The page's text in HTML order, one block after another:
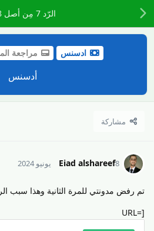
ادسنس مراجعة
أدسنس
مشاركة
الرّد7 مِن أصل
Eiad alshareef8 يونيو 2024
تم رفض مدونتي للمرة الثانية وهذا سبب
[URL=